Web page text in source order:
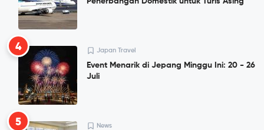
4 Japan Travel
Event Menarik di Jepang Minggu Ini: 20 - 26
Juli
5 News